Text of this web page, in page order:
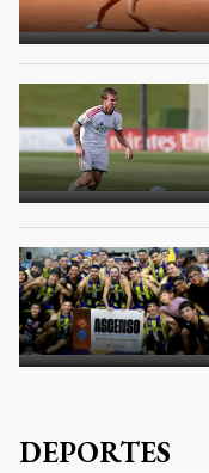
DEPORTES